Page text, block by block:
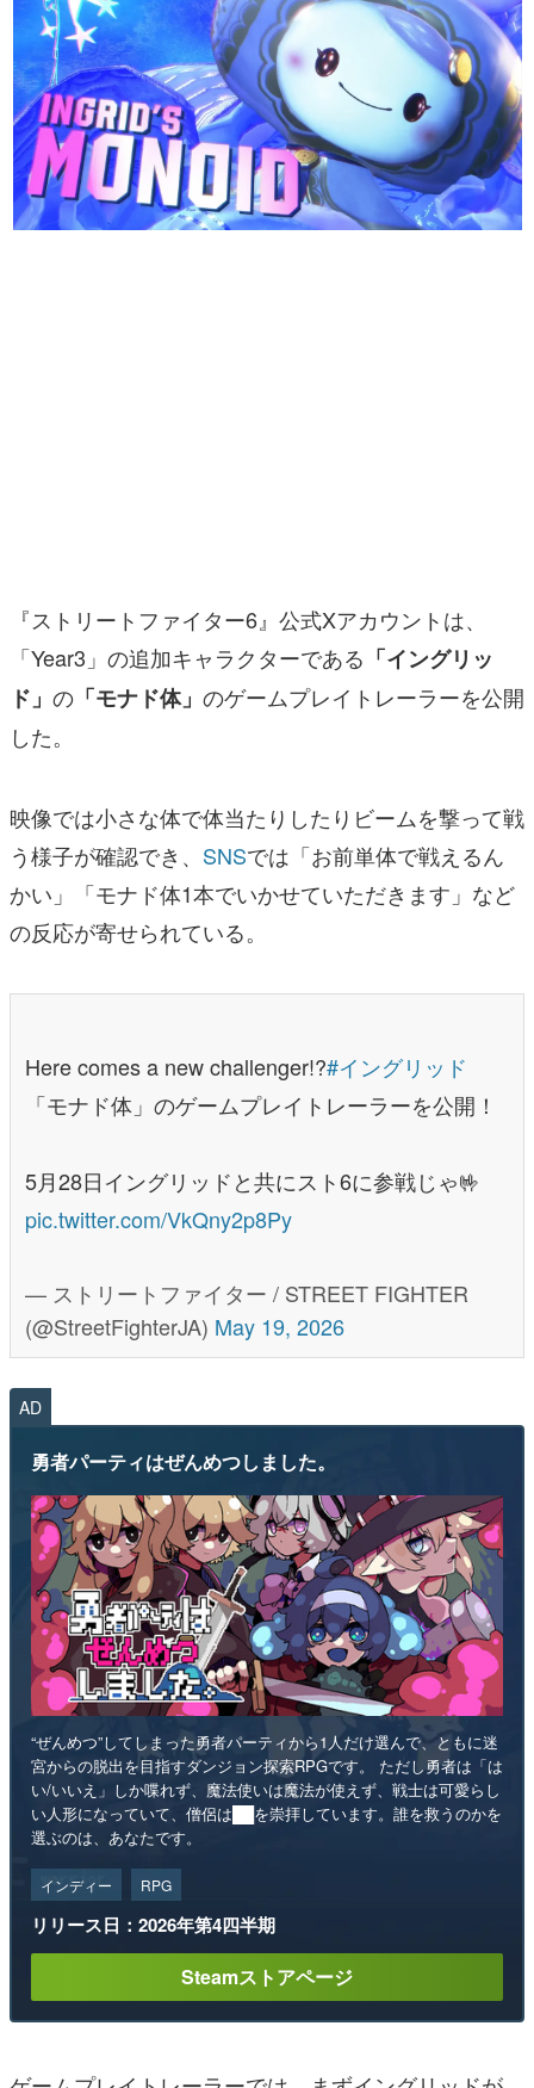
日本モバイルゲーム産業史
日本のモバイルゲーム史における主要なトピック・タイト
ルを網羅するほか、開発者へのインタビューや識者による
解説を掲載。約20年の歴史が一望できる決定版！
若ゲのいたり〜ゲームクリエイターの青春〜
『うつヌケ』『ペンと箸』等で知られるマンガ家・田中圭
一先生によるゲーム業界レポートマンガです。
なんでゲームは面白い？
アプリレビュー
その他
電ファミニコゲーマーとは？
『ストリートファイター6』公式Xアカウントは、
「Year3」の追加キャラクターである 「イングリッ
ド」 の 「モナド体」 のゲームプレイトレーラーを公開
した。
映像では小さな体で体当たりしたりビームを撃って戦
う様子が確認でき、 SNSでは「お前単体で戦えるん
かい」「モナド体1本でいかせていただきます」など
の反応が寄せられている。
Here comes a new challenger!?#イングリッド
「モナド体」のゲームプレイトレーラーを公開！
5月28日イングリッドと共にスト6に参戦じゃ🤟
pic.twitter.com/VkQny2p8Py
— ストリートファイター / STREET FIGHTER
(@StreetFighterJA) May 19, 2026
AD
勇者パーティはぜんめつしました。
“ぜんめつ”してしまった勇者パーティから1人だけ選んで、ともに迷
宮からの脱出を目指すダンジョン探索RPGです。 ただし勇者は「は
い/いいえ」しか喋れず、魔法使いは魔法が使えず、戦士は可愛らし
い人形になっていて、僧侶は██を崇拝しています。誰を救うのかを
選ぶのは、あなたです。
インディー RPG
リリース日：2026年第4四半期
Steamストアページ